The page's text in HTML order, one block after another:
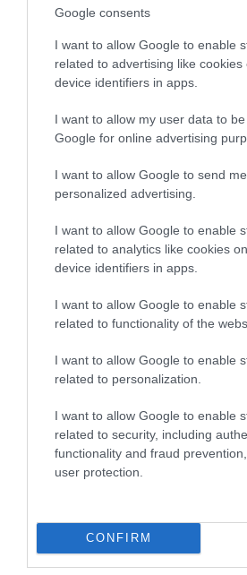
Google consents
I want to allow Google to enable
related to advertising like cookies
device identifiers in apps.
I want to allow my user data to
Google for online advertising
I want to allow Google to send me
personalized advertising.
I want to allow Google to enable
related to analytics like cookies
device identifiers in apps.
I want to allow Google to enable
related to functionality of the
I want to allow Google to enable
related to personalization.
I want to allow Google to enable
related to security, including
functionality and fraud
user protection.
CONFIRM
«Μαγειρέματα»,
Ψηφιακοί Πόλεμοι και
ένα… Τσουνάμι
Αλλαγών: Η Εβδομάδα
Τράπουλα των
Ελληνικών Media
ΤΣΟΥΝΑΜΙ ψηφιακής οργής…
κυβέρνηση
Ξορκίζουν τις διπλές